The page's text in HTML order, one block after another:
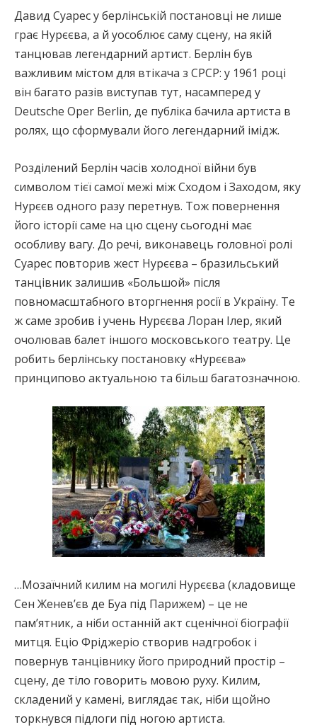
Давид Суарес у берлінській постановці не лише
грає Нурєєва, а й уособлює саму сцену, на якій
танцював легендарний артист. Берлін був
важливим містом для втікача з СРСР: у 1961 році
він багато разів виступав тут, насамперед у
Deutsche Oper Berlin, де публіка бачила артиста в
ролях, що сформували його легендарний імідж.
Розділений Берлін часів холодної війни був
символом тієї самої межі між Сходом і Заходом, яку
Нурєєв одного разу перетнув. Тож повернення
його історії саме на цю сцену сьогодні має
особливу вагу. До речі, виконавець головної ролі
Суарес повторив жест Нурєєва – бразильський
танцівник залишив «Большой» після
повномасштабного вторгнення росії в Україну. Те
ж саме зробив і учень Нурєєва Лоран Ілер, який
очолював балет іншого московського театру. Це
робить берлінську постановку «Нурєєва»
принципово актуальною та більш багатозначною.
…Мозаїчний килим на могилі Нурєєва (кладовище
Сен Женев’єв де Буа під Парижем) – це не
пам’ятник, а ніби останній акт сценічної біографії
митця. Еціо Фріджеріо створив надгробок і
повернув танцівнику його природний простір –
сцену, де тіло говорить мовою руху. Килим,
складений у камені, виглядає так, ніби щойно
торкнувся підлоги під ногою артиста.